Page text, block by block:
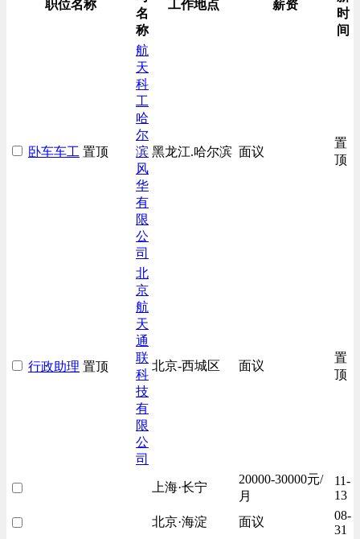
职位名称
名
称
工作地点 薪资
时
间
卧车车工 置顶
航
天
科
工
哈
尔
滨
风
华
有
限
公
司
黑龙江.哈尔滨 面议
置
顶
行政助理 置顶
北
京
航
天
通
联
科
技
有
限
公
司
北京-西城区 面议
置
顶
上海·长宁
20000-30000元/
月
11-
13
北京·海淀
面议
08-
31